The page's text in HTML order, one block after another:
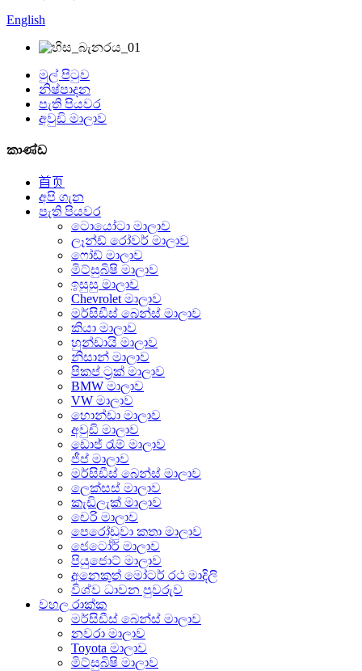
English
මුල් පිටුව
නිෂ්පාදන
පැති පියවර
අවුඩි මාලාව
කාණ්ඩ
首页
අපි ගැන
පැති පියවර
ටොයෝටා මාලාව
ලෑන්ඩ් රෝවර් මාලාව
ෆෝඩ් මාලාව
මිට්සුබිෂි මාලාව
ඉසුසු මාලාව
Chevrolet මාලාව
මර්සිඩීස් බෙන්ස් මාලාව
කියා මාලාව
හුන්ඩායි මාලාව
නිසාන් මාලාව
පිකප් ට්‍රක් මාලාව
BMW මාලාව
VW මාලාව
හොන්ඩා මාලාව
අවුඩි මාලාව
ඩොජ් රැම් මාලාව
ජීප් මාලාව
මර්සිඩීස් බෙන්ස් මාලාව
ලෙක්සස් මාලාව
කැඩිලැක් මාලාව
චෙරි මාලාව
පෙරෝඩුවා කතා මාලාව
ජෙටෝර් මාලාව
පියුජොට් මාලාව
අනෙකුත් මෝටර් රථ මාදිලි
විශ්ව ධාවන පුවරුව
වහල රාක්ක
මර්සිඩීස් බෙන්ස් මාලාව
නවරා මාලාව
Toyota මාලාව
මිට්සුබිෂි මාලාව